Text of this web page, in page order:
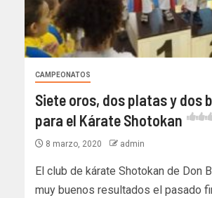
CAMPEONATOS
Siete oros, dos platas y dos
para el Kárate Shotokan
8 marzo, 2020 admin
El club de kárate Shotokan de Don
muy buenos resultados el pasado